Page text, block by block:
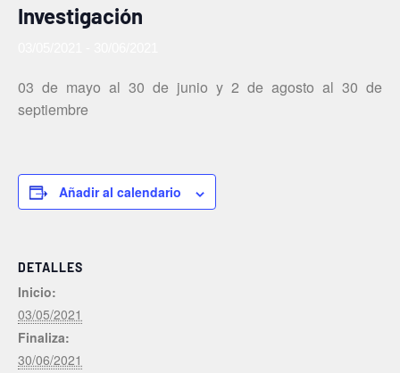
Investigación
03 de mayo al 30 de junio y 2 de agosto al 30 de
septiembre
Añadir al calendario
DETALLES
Inicio:
03/05/2021
Finaliza:
30/06/2021